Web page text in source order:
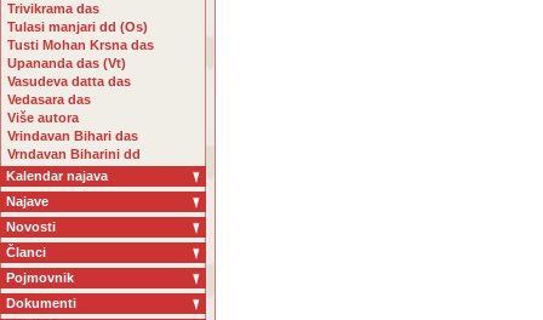
Trivikrama das
Tulasi manjari dd (Os)
Tusti Mohan Krsna das
Upananda das (Vt)
Vasudeva datta das
Vedasara das
Više autora
Vrindavan Bihari das
Vrndavan Biharini dd
Kalendar najava
Najave
Novosti
Članci
Pojmovnik
Dokumenti